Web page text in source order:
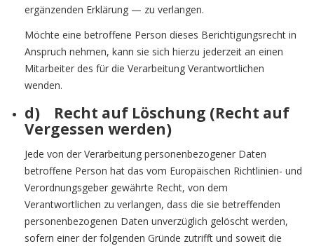
ergänzenden Erklärung — zu verlangen.
Möchte eine betroffene Person dieses Berichtigungsrecht in
Anspruch nehmen, kann sie sich hierzu jederzeit an einen
Mitarbeiter des für die Verarbeitung Verantwortlichen
wenden.
d) Recht auf Löschung (Recht auf
Vergessen werden)
Jede von der Verarbeitung personenbezogener Daten
betroffene Person hat das vom Europäischen Richtlinien- und
Verordnungsgeber gewährte Recht, von dem
Verantwortlichen zu verlangen, dass die sie betreffenden
personenbezogenen Daten unverzüglich gelöscht werden,
sofern einer der folgenden Gründe zutrifft und soweit die